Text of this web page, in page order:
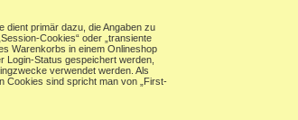
dient primär dazu, die Angaben zu
Cookies“ oder „transiente
Warenkorbs in einem Onlineshop
Login-Status gespeichert werden,
verwendet werden. Als
Cookies sind spricht man von „First-